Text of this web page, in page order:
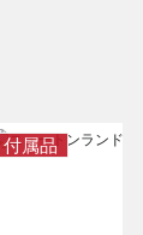
付属品